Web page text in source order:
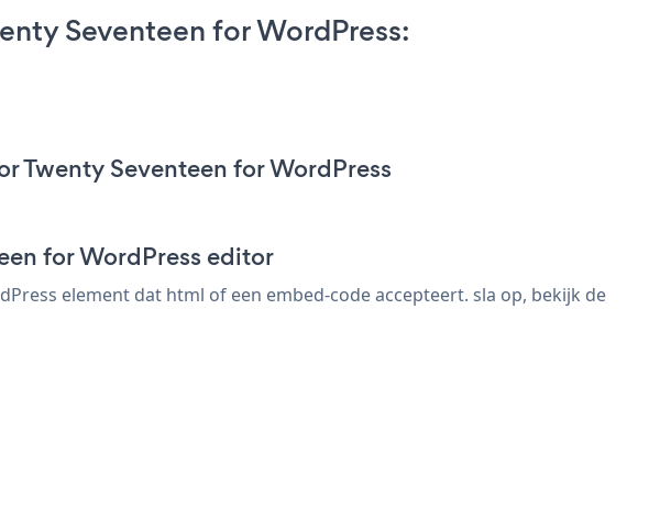
Seventeen for WordPress:
Twenty Seventeen for WordPress
for WordPress editor
element dat html of een embed-code accepteert. sla op, bekijk de